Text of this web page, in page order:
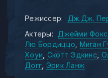
Режиссер:
Дж.Дж.
Актеры:
Джейми Фокс
Лю Бордиццо Миган
Хоуи
Скотт Эдкинс
Догг Эрик Ланж